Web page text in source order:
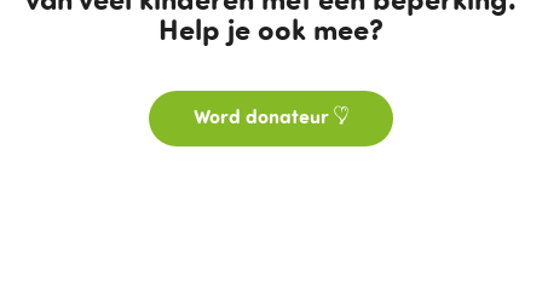
Help je ook mee?
Word donateur